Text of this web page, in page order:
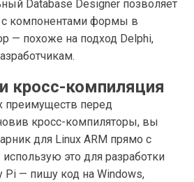
Database Designer позволяет
компонентами формы в
— похоже на подход Delphi,
кросс-компиляция
преимуществ перед
кросс-компиляторы, вы
для Linux ARM прямо с
это для разработки
Pi — пишу код на Windows,